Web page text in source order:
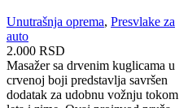
Unutrašnja oprema, Presvlake za
auto
2.000 RSD
Masažer sa drvenim kuglicama u
crvenoj boji predstavlja savršen
dodatak za udobnu vožnju tokom